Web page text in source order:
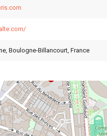
Boulogne-Billancourt, France